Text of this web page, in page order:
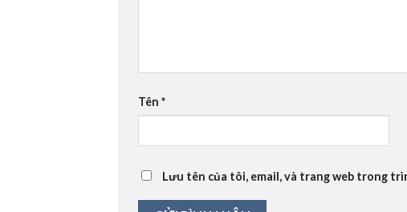
Tên *
Lưu tên của tôi, email, và trang web trong